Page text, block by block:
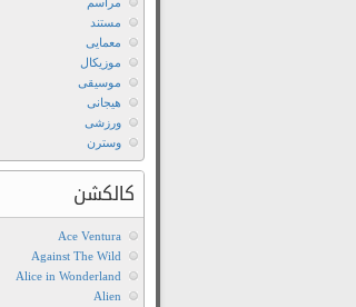
مستند
معمایی
موزیکال
موسیقی
هیجانی
ورزشی
وسترن
کالکشن
Ace Ventura
Against The Wild
Alice in Wonderland
Alien